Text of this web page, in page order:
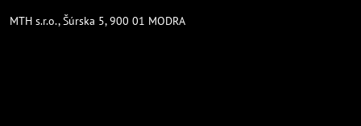
MTH s.r.o., Šúrska 5, 900 01 MODRA